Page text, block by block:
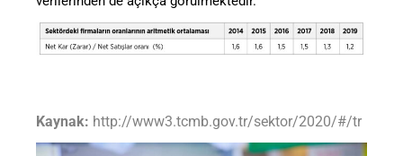
Kaynak: http://www3.tcmb.gov.tr/sektor/2020/#/tr